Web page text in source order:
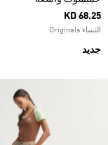
KD 68.25
النساء Originals
جديد